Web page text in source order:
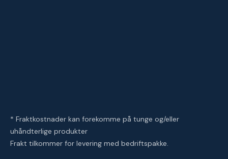
* Fraktkostnader kan forekomme på tunge og/eller
uhåndterlige produkter
Frakt tilkommer for levering med bedriftspakke.